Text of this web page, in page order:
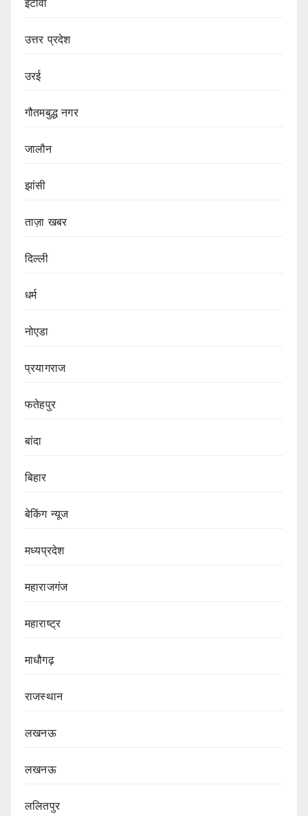
इटावा
उत्तर प्रदेश
उरई
गौतमबुद्ध नगर
जालौन
झांसी
ताज़ा खबर
दिल्ली
धर्म
नोएडा
प्रयागराज
फतेहपुर
बांदा
बिहार
बेकिंग न्यूज
मध्यप्रदेश
महाराजगंज
महाराष्ट्र
माधौगढ़
राजस्थान
लखनऊ
लखनऊ
ललितपुर